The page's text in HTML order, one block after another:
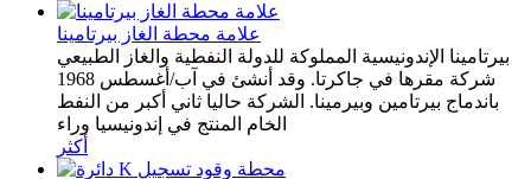
علامة محطة الغاز بيرتامينا
بيرتامينا الإندونيسية المملوكة للدولة النفطية والغاز الطبيعي
شركة مقرها في جاكرتا. وقد أنشئ في آب/أغسطس 1968
باندماج بيرتامين وبيرمينا. الشركة حاليا ثاني أكبر من النفط
الخام المنتج في إندونيسيا وراء
أكثر